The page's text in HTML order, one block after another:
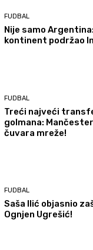
FUDBAL
Nije samo
kontinent podržao
FUDBAL
Treći najveći
golmana:
čuvara mreže!
FUDBAL
Saša Ilić objasnio
Ognjen Ugrešić!